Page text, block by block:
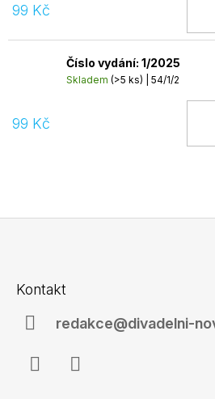
99 Kč
Číslo vydání: 1/2025
Skladem (>5 ks) | 54/1/2
99 Kč
Kontakt
redakce@divadelni-